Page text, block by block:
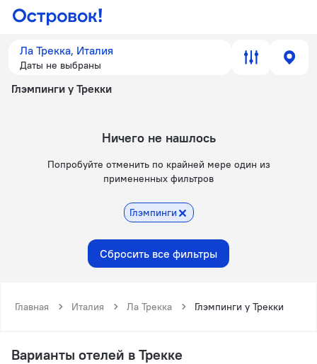
Ла Трекка, Италия
Даты не выбраны
Глэмпинги у Трекки
Ничего не нашлось
Попробуйте отменить по крайней мере один из
примененных фильтров
Глэмпинги
Сбросить все фильтры
Главная Италия Ла Трекка Глэмпинги у Трекки
Варианты отелей в Трекке